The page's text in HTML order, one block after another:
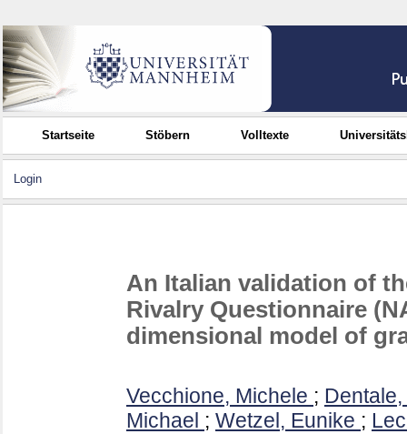
Startseite Stöbern Volltexte
Login
An Italian validation of
Rivalry Questionnaire
dimensional model of
Vecchione, Michele ;
Michael ; Wetzel, Eunike ;